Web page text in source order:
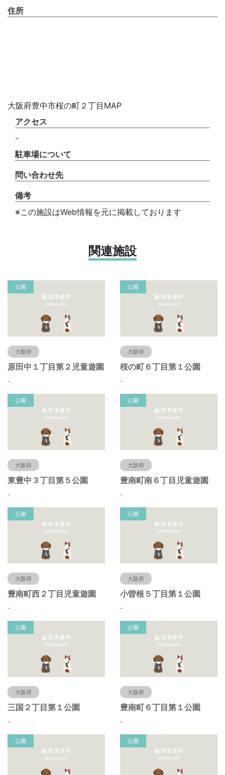
住所
大阪府豊中市桜の町２丁目MAP
アクセス
-
駐車場について
問い合わせ先
備考
※この施設はWeb情報を元に掲載しております
関連施設
公園
大阪府
原田中１丁目第２児童遊園
-
公園
大阪府
桜の町６丁目第１公園
-
公園
大阪府
東豊中３丁目第５公園
-
公園
大阪府
豊南町南６丁目児童遊園
-
公園
大阪府
豊南町西２丁目児童遊園
-
公園
大阪府
小曽根５丁目第１公園
-
公園
大阪府
三国２丁目第１公園
-
公園
大阪府
豊南町６丁目第１公園
-
公園 公園